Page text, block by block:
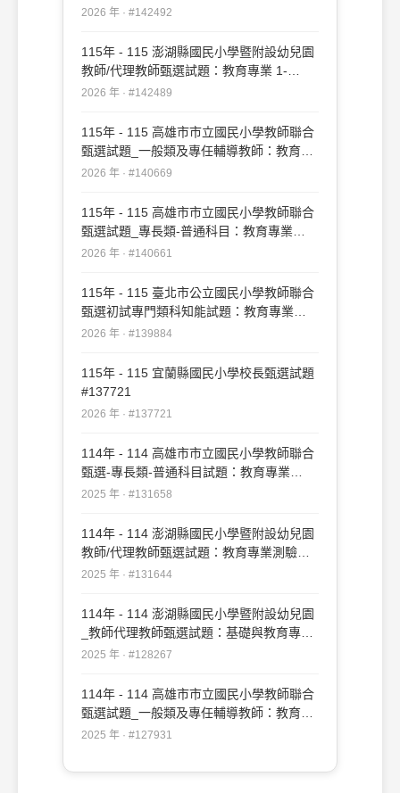
20#142492
2026 年 · #142492
115年 - 115 澎湖縣國民小學暨附設幼兒園
教師/代理教師甄選試題：教育專業 1-
50#142489
2026 年 · #142489
115年 - 115 高雄市市立國民小學教師聯合
甄選試題_一般類及專任輔導教師：教育專
業#140669
2026 年 · #140669
115年 - 115 高雄市市立國民小學教師聯合
甄選試題_專長類-普通科目：教育專業
#140661
2026 年 · #140661
115年 - 115 臺北市公立國民小學教師聯合
甄選初試專門類科知能試題：教育專業
#139884
2026 年 · #139884
115年 - 115 宜蘭縣國民小學校長甄選試題
#137721
2026 年 · #137721
114年 - 114 高雄市市立國民小學教師聯合
甄選-專長類-普通科目試題：教育專業
#131658
2025 年 · #131658
114年 - 114 澎湖縣國民小學暨附設幼兒園
教師/代理教師甄選試題：教育專業測驗
#131644
2025 年 · #131644
114年 - 114 澎湖縣國民小學暨附設幼兒園
_教師代理教師甄選試題：基礎與教育專業
測驗#128267
2025 年 · #128267
114年 - 114 高雄市市立國民小學教師聯合
甄選試題_一般類及專任輔導教師：教育專
業#127931
2025 年 · #127931